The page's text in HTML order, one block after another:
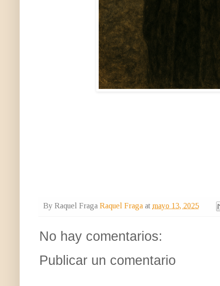
By Raquel Fraga Raquel Fraga at mayo 13, 2025
No hay comentarios:
Publicar un comentario